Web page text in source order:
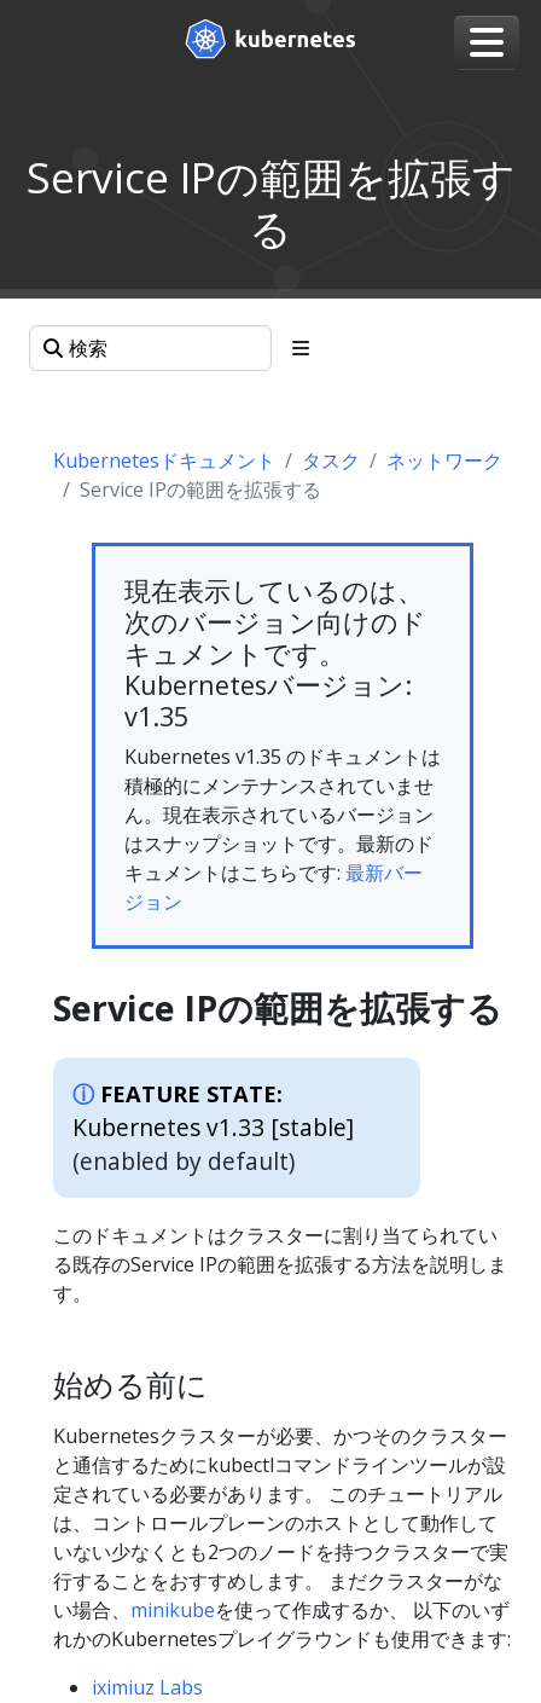
Service IPの範囲を拡張す
る
Kubernetesドキュメント タスク
ネットワーク
Service IPの範囲を拡張する
現在表示しているのは、
次のバージョン向けのド
キュメントです。
Kubernetesバージョン:
v1.35
Kubernetes v1.35 のドキュメントは
積極的にメンテナンスされていませ
ん。現在表示されているバージョン
はスナップショットです。最新のド
キュメントはこちらです: 最新バー
ジョン
Service IPの範囲を拡張する
FEATURE STATE:
Kubernetes v1.33 [stable]
(enabled by default)
このドキュメントはクラスターに割り当てられてい
る既存のService IPの範囲を拡張する方法を説明しま
す。
始める前に
Kubernetesクラスターが必要、かつそのクラスター
と通信するためにkubectlコマンドラインツールが設
定されている必要があります。 このチュートリアル
は、コントロールプレーンのホストとして動作して
いない少なくとも2つのノードを持つクラスターで実
行することをおすすめします。 まだクラスターがな
い場合、 minikubeを使って作成するか、 以下のいず
れかのKubernetesプレイグラウンドも使用できます:
iximiuz Labs